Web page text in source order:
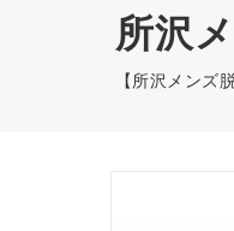
所沢
【所沢メンズ